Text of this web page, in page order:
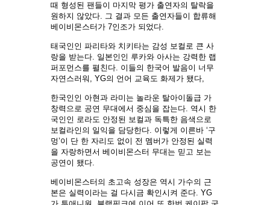
때 형성된 팬들이 마지막 평가 출연자의 탈락을
원하지 않았다. 그 결과 모든 출연자들이 합류해
베이비몬스터가 7인조가 되었다.
태국인인 파리타와 치키타는 감성 보컬로 큰 사
랑을 받는다. 일본인인 루카와 아사는 강력한 랩
퍼포먼스를 펼친다. 이들의 한국어 발음이 너무
자연스러워, YG의 언어 교육도 화제가 됐다,
한국인인 아현과 라미는 놀라운 탈아이돌급 가
창력으로 공연 무대에서 중심을 잡는다. 역시 한
국인인 로라도 안정된 보컬과 독특한 음색으로
보컬라인의 일익을 담당한다. 이렇게 이른바 ‘구
멍’이 단 한 자리도 없이 전 멤버가 안정된 실력
을 자랑하면서 베이비몬스터 무대는 믿고 보는
공연이 됐다.
베이비몬스터의 초고속 성장은 역시 가수의 근
본은 실력이라는 걸 다시금 확인시켜 준다. YG